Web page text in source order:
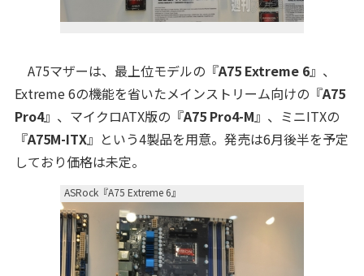
A75マザーは、最上位モデルの『A75 Extreme 6』、
Extreme 6の機能を省いたメインストリーム向けの『A75
Pro4』、マイクロATX版の『A75 Pro4-M』、ミニITXの
『A75M-ITX』という4製品を用意。発売は6月後半を予定
しており価格は未定。
ASRock『A75 Extreme 6』